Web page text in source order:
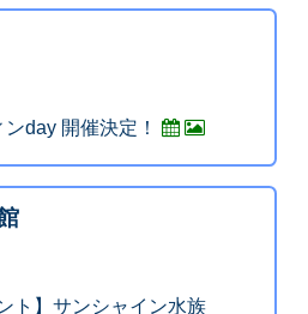
day 開催決定！
ト】サンシャイン水族